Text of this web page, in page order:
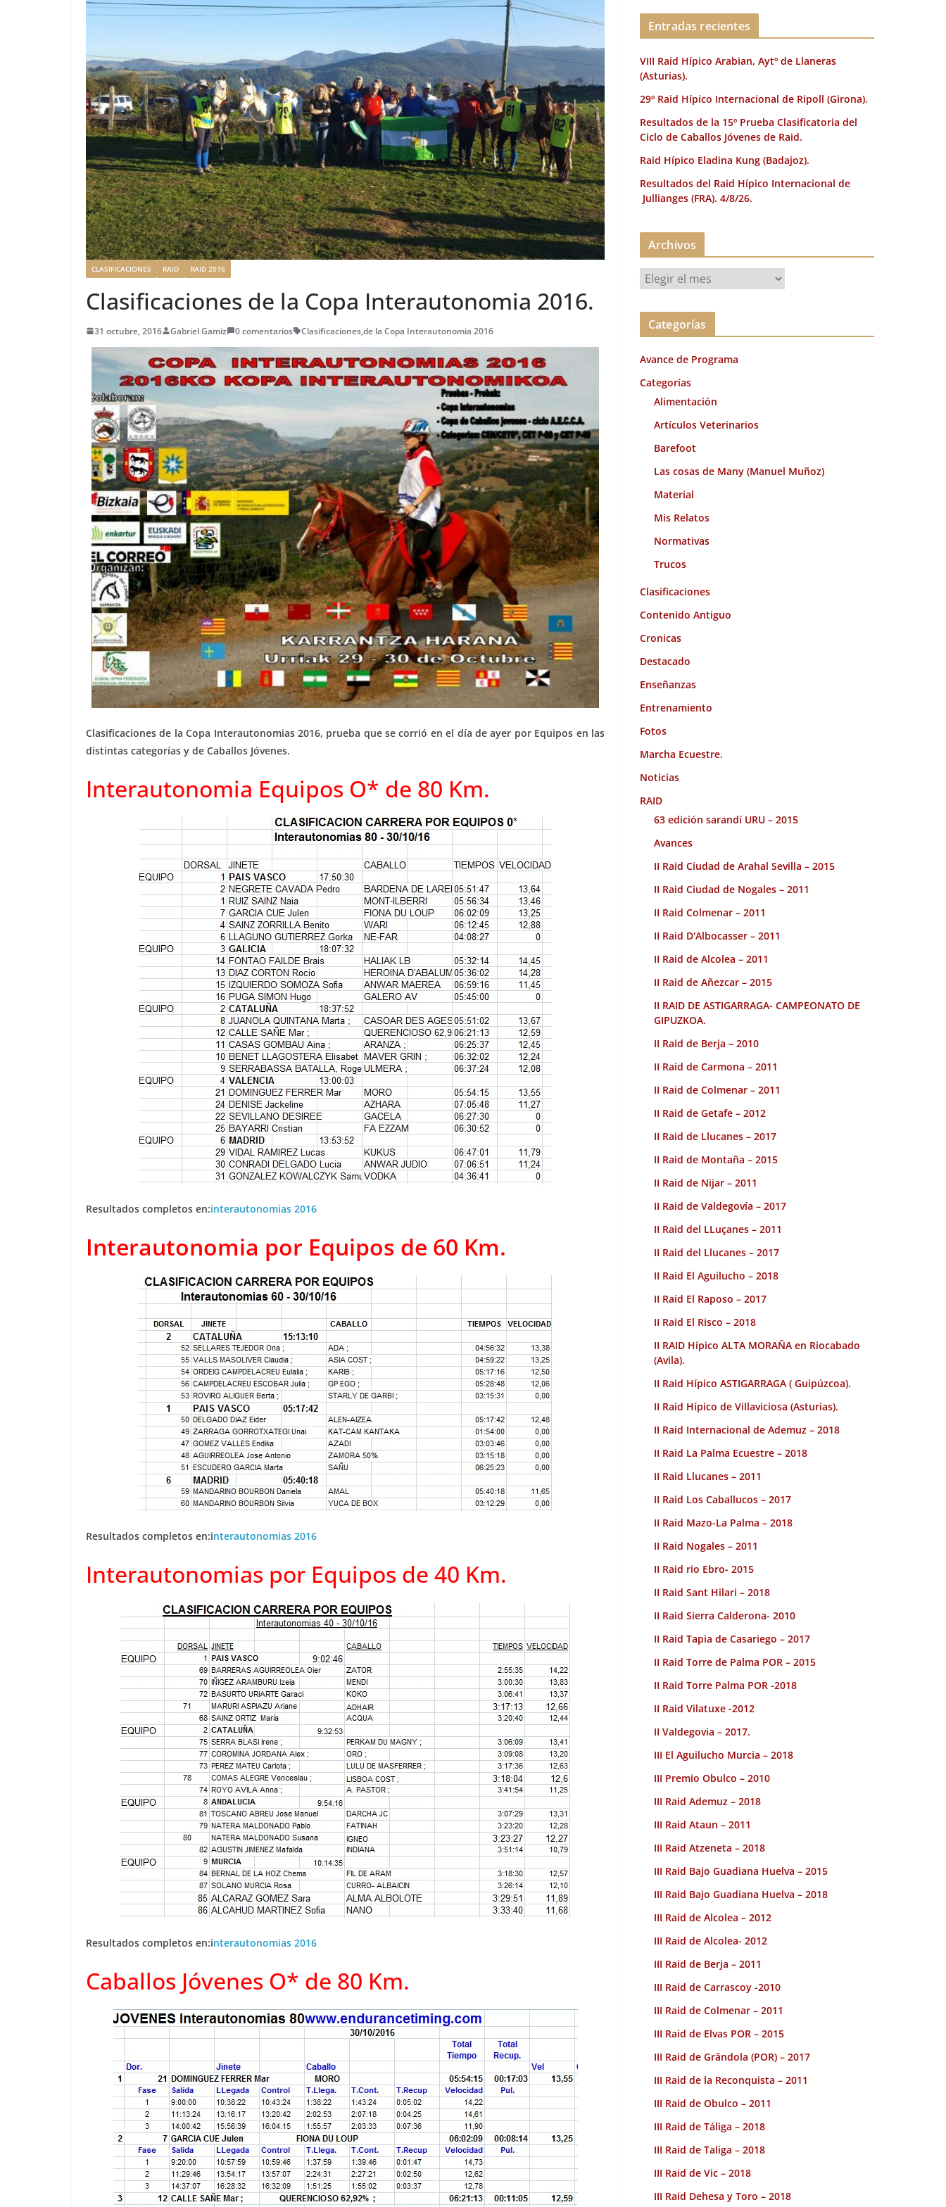
CLASIFICACIONES RAID RAID 2016
Clasificaciones de la Copa Interautonomia 2016.
31 octubre, 2016 Gabriel Gamiz 0 comentarios Clasificaciones,de la Copa Interautonomia 2016
Clasificaciones de la Copa Interautonomias 2016, prueba que se corrió en el día de ayer por Equipos en las
distintas categorías y de Caballos Jóvenes.
Interautonomia Equipos O* de 80 Km.
Resultados completos en:interautonomias 2016
Interautonomia por Equipos de 60 Km.
Resultados completos en:interautonomias 2016
Interautonomias por Equipos de 40 Km.
Resultados completos en:interautonomias 2016
Caballos Jóvenes O* de 80 Km.
Entradas recientes
VIII Raid Hípico Arabian, Aytº de Llaneras
(Asturias).
29º Raid Hípico Internacional de Ripoll (Girona).
Resultados de la 15º Prueba Clasificatoria del
Ciclo de Caballos Jóvenes de Raid.
Raid Hípico Eladina Kung (Badajoz).
Resultados del Raid Hípico Internacional de
Jullianges (FRA). 4/8/26.
Archivos
r
c
v
o
Categorías
Avance de Programa
Categorías
Alimentación
Artículos Veterinarios
Barefoot
Las cosas de Many (Manuel Muñoz)
Material
Mis Relatos
Normativas
Trucos
Clasificaciones
Contenido Antiguo
Cronicas
Destacado
Enseñanzas
Entrenamiento
Fotos
Marcha Ecuestre.
Noticias
RAID
63 edición sarandí URU – 2015
Avances
II Raid Ciudad de Arahal Sevilla – 2015
II Raid Ciudad de Nogales – 2011
II Raid Colmenar – 2011
II Raid D'Albocasser – 2011
II Raid de Alcolea – 2011
II Raid de Añezcar – 2015
II RAID DE ASTIGARRAGA- CAMPEONATO DE
GIPUZKOA.
II Raid de Berja – 2010
II Raid de Carmona – 2011
II Raid de Colmenar – 2011
II Raid de Getafe – 2012
II Raid de Llucanes – 2017
II Raid de Montaña – 2015
II Raid de Nijar – 2011
II Raid de Valdegovía – 2017
II Raid del LLuçanes – 2011
II Raid del Llucanes – 2017
II Raid El Aguilucho – 2018
II Raid El Raposo – 2017
II Raid El Risco – 2018
II RAID Hípico ALTA MORAÑA en Riocabado
(Avila).
II Raid Hípico ASTIGARRAGA ( Guipúzcoa).
II Raid Hípico de Villaviciosa (Asturias).
II Raid Internacional de Ademuz – 2018
II Raid La Palma Ecuestre – 2018
II Raid Llucanes – 2011
II Raid Los Caballucos – 2017
II Raid Mazo-La Palma – 2018
II Raid Nogales – 2011
II Raid rio Ebro- 2015
II Raid Sant Hilari – 2018
II Raid Sierra Calderona- 2010
II Raid Tapia de Casariego – 2017
II Raid Torre de Palma POR – 2015
II Raid Torre Palma POR -2018
II Raid Vilatuxe -2012
II Valdegovia – 2017.
III El Aguilucho Murcia – 2018
III Premio Obulco – 2010
III Raid Ademuz – 2018
III Raid Ataun – 2011
III Raid Atzeneta – 2018
III Raid Bajo Guadiana Huelva – 2015
III Raid Bajo Guadiana Huelva – 2018
III Raid de Alcolea – 2012
III Raid de Alcolea- 2012
III Raid de Berja – 2011
III Raid de Carrascoy -2010
III Raid de Colmenar – 2011
III Raid de Elvas POR – 2015
III Raid de Grândola (POR) – 2017
III Raid de la Reconquista – 2011
III Raid de Obulco – 2011
III Raid de Táliga – 2018
III Raid de Taliga – 2018
III Raid de Vic – 2018
III Raid Dehesa y Toro – 2018